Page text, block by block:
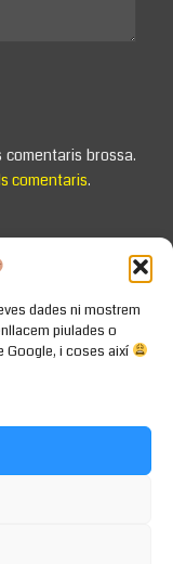
dades ni mostrem
piulades o
Google, i coses així
brossa.
comentaris.